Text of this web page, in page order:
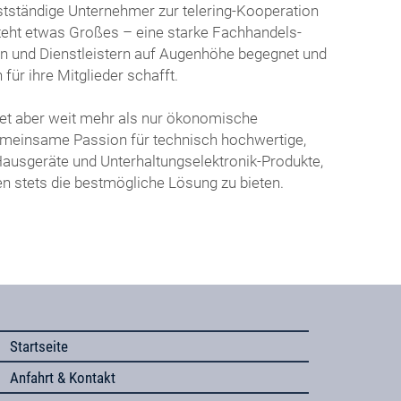
Unternehmer zur telering-Kooperation
etwas Großes – eine starke Fachhandels-
und Dienstleistern auf Augenhöhe begegnet und
für ihre Mitglieder schafft.
aber weit mehr als nur ökonomische
Passion für technisch hochwertige,
und Unterhaltungselektronik-Produkte,
stets die bestmögliche Lösung zu bieten.
Startseite
Anfahrt & Kontakt